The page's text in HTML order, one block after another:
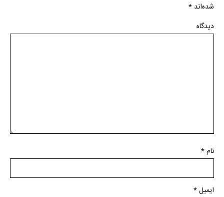
شده‌اند *
دیدگاه
نام*
ایمیل*